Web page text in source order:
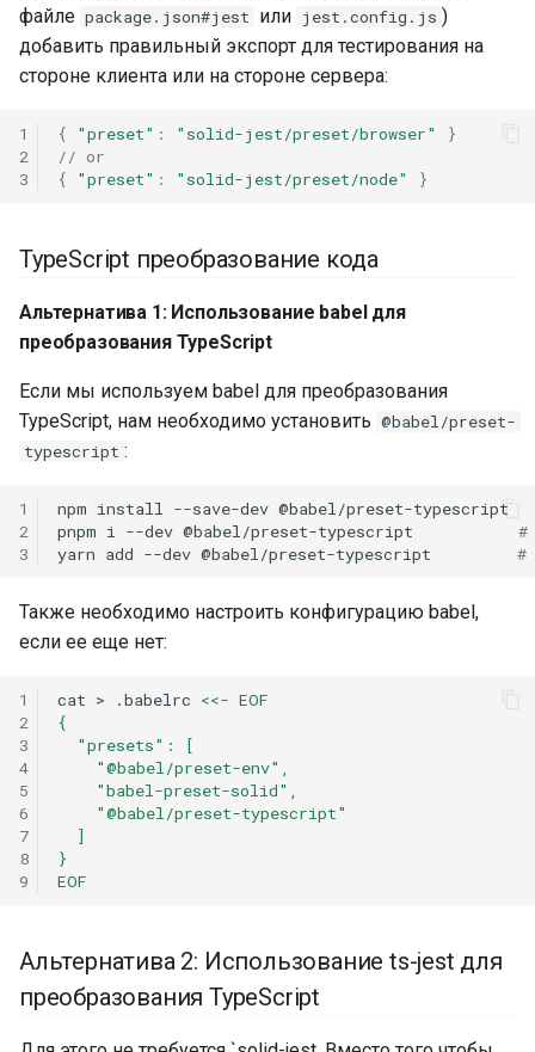
файле package.json#jest или jest.config.js )
добавить правильный экспорт для тестирования на
стороне клиента или на стороне сервера:
1
2
3
{ "preset" : "solid-jest/preset/browser"
}
// or
{
"preset" : "solid-jest/preset/node" }
TypeScript преобразование кода
Альтернатива 1: Использование babel для
преобразования TypeScript
Если мы используем babel для преобразования
TypeScript, нам необходимо установить @babel/preset-
typescript :
1
2
3
npm install --save-dev @babel/preset-typescript
pnpm i --dev @babel/preset-typescript
#
yarn add --dev @babel/preset-typescript #
Также необходимо настроить конфигурацию babel,
если ее еще нет:
1
2
3
4
5
6
7
8
9
cat > .babelrc <<- EOF
{
  "presets": [
    "@babel/preset-env",
    "babel-preset-solid",
    "@babel/preset-typescript"
  ]
}
EOF
Альтернатива 2: Использование ts-jest для
преобразования TypeScript